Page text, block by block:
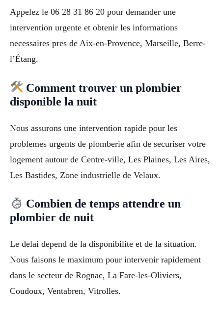
Appelez le 06 28 31 86 20 pour demander une
intervention urgente et obtenir les informations
necessaires pres de Aix-en-Provence, Marseille, Berre-
l’Étang.
Comment trouver un plombier
disponible la nuit
Nous assurons une intervention rapide pour les
problemes urgents de plomberie afin de securiser votre
logement autour de Centre-ville, Les Plaines, Les Aires,
Les Bastides, Zone industrielle de Velaux.
Combien de temps attendre un
plombier de nuit
Le delai depend de la disponibilite et de la situation.
Nous faisons le maximum pour intervenir rapidement
dans le secteur de Rognac, La Fare-les-Oliviers,
Coudoux, Ventabren, Vitrolles.